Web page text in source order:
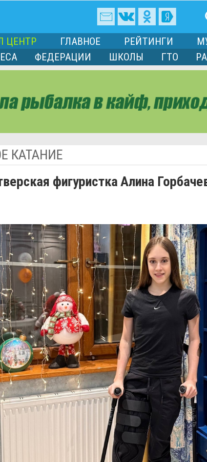
ЦЕНТР ГЛАВНОЕ РЕЙТИНГИ
ФЕДЕРАЦИИ ШКОЛЫ ГТО
КАТАНИЕ
фигуристка Алина